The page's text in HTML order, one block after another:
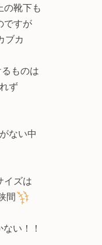
の靴下も
ですが
ブカ
ものは
ず
ない中
イズは
間
い！！